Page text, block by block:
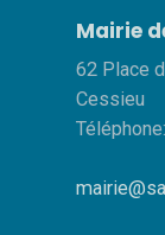
Mairie
62 Place
Cessieu
Téléphone: